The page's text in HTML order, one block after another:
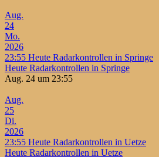
Aug.
24
Mo.
2026
23:55 Heute Radarkontrollen in Springe
Heute Radarkontrollen in Springe
Aug. 24 um 23:55
Aug.
25
Di.
2026
23:55 Heute Radarkontrollen in Uetze
Heute Radarkontrollen in Uetze